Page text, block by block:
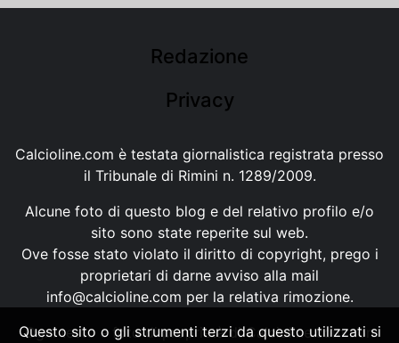
Redazione
Privacy
Calcioline.com è testata giornalistica registrata presso
il Tribunale di Rimini n. 1289/2009.
Alcune foto di questo blog e del relativo profilo e/o
sito sono state reperite sul web.
Ove fosse stato violato il diritto di copyright, prego i
proprietari di darne avviso alla mail
info@calcioline.com per la relativa rimozione.
Ogni testo e foto di proprietà di Calcioline.com non
Questo sito o gli strumenti terzi da questo utilizzati si